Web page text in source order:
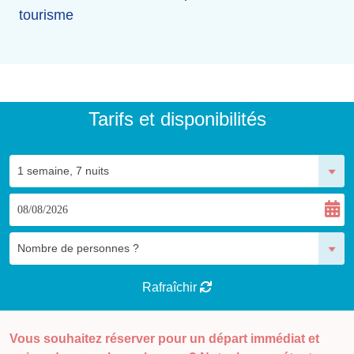
tourisme
Tarifs et disponibilités
Rafraîchir
Vous souhaitez réserver pour un départ immédiat et